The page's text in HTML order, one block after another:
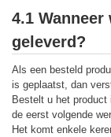
4.1
geleverd?
Als een besteld
is geplaatst, dan
Bestelt u het product
de eerst volgende
Het komt enkele